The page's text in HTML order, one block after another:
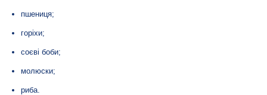
пшениця;
горіхи;
соєві боби;
молюски;
риба.